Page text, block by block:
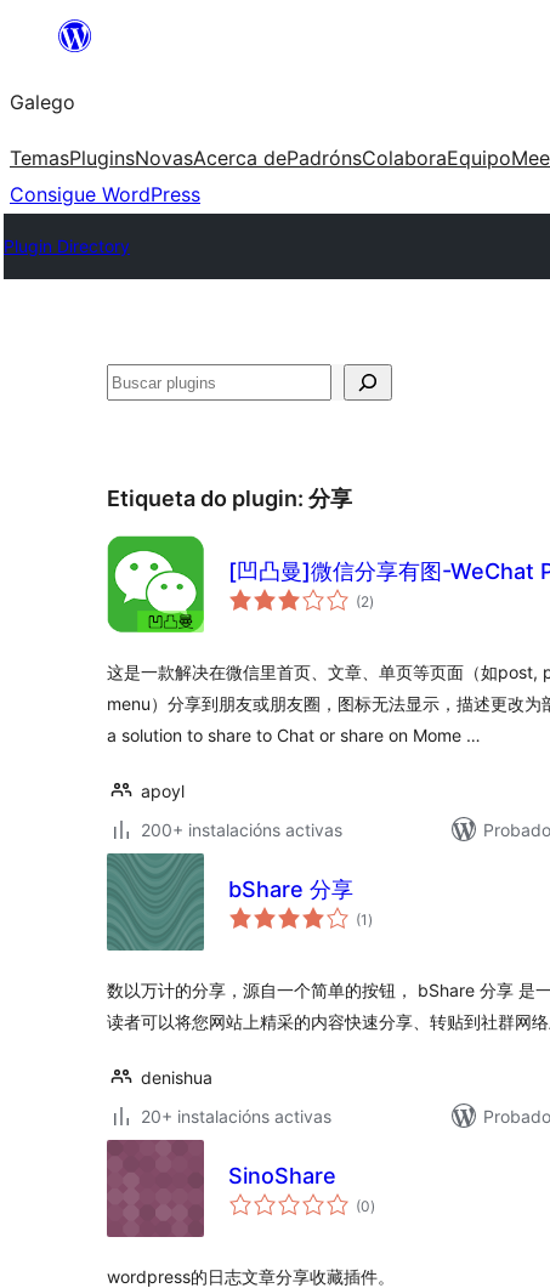
Saltar
contido
Galego
TemasPluginsNovasAcerca dePadrónsColaboraEquipo
Consigue WordPress
Plugin Directory
Buscar
Etiqueta do plugin: 分享
[凹凸曼]微信分享有图-WeChat
(2valoracións
totais
)
这是一款解决在微信里首页、文章、单页等页面（如
menu）分享到朋友或朋友圈，图标无法显示，描述更改
a solution to share to Chat or share on Mome …
apoyl
200+ instalacións activas
bShare 分享
(1 valoracións
totais
)
数以万计的分享，源自一个简单的按钮， bShare 分享 是
读者可以将您网站上精采的内容快速分享、转贴到社群网络
denishua
20+ instalacións activas
SinoShare
(0valoracións
totais
)
wordpress的日志文章分享收藏插件。